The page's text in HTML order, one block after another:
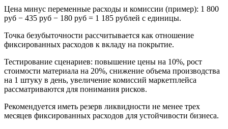
Цена минус переменные расходы и комиссии (пример): 1 800
руб − 435 руб − 180 руб = 1 185 рублей с единицы.
Точка безубыточности рассчитывается как отношение
фиксированных расходов к вкладу на покрытие.
Тестирование сценариев: повышение цены на 10%, рост
стоимости материала на 20%, снижение объема производства
на 1 штуку в день, увеличение комиссий маркетплейса
рассматриваются для понимания рисков.
Рекомендуется иметь резерв ликвидности не менее трех
месяцев фиксированных расходов для устойчивости бизнеса.